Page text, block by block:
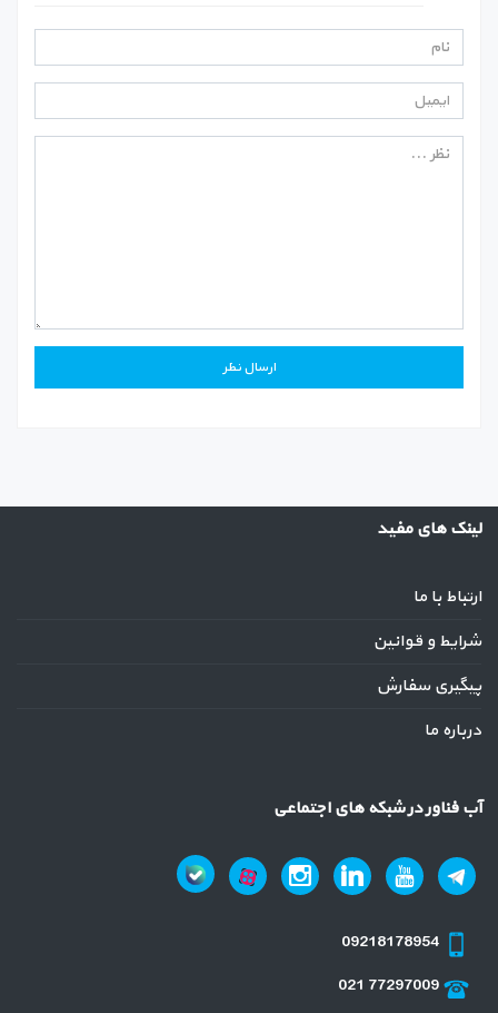
لینک های مفید
ارتباط با ما
شرایط و قوانین
پیگیری سفارش
درباره ما
آب فناور در شبکه های اجتماعی
09218178954
021 77297009